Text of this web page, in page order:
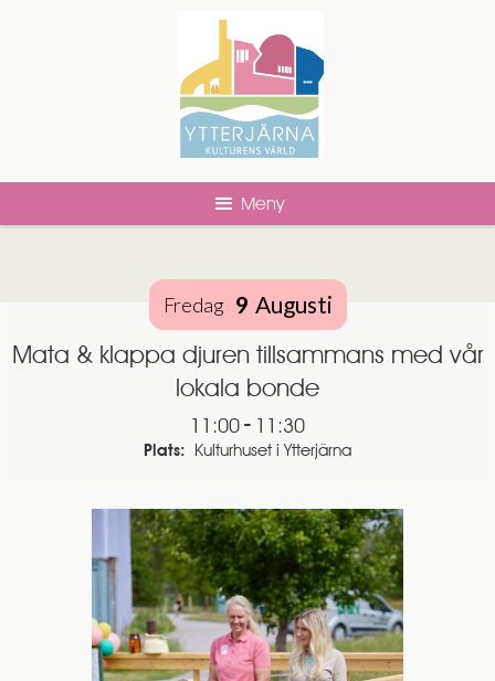
Meny
Fredag 9 Augusti
Mata & klappa djuren tillsammans med vår
lokala bonde
11:00- 11:30
Plats: Kulturhuset i Ytterjärna